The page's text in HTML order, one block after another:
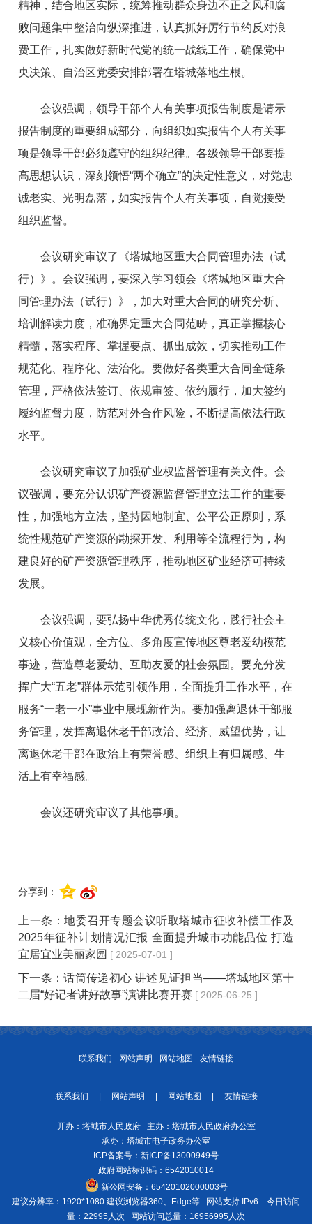
精神，结合地区实际，统筹推动群众身边不正之风和腐
败问题集中整治向纵深推进，认真抓好厉行节约反对浪
费工作，扎实做好新时代党的统一战线工作，确保党中
央决策、自治区党委安排部署在塔城落地生根。
会议强调，领导干部个人有关事项报告制度是请示
报告制度的重要组成部分，向组织如实报告个人有关事
项是领导干部必须遵守的组织纪律。各级领导干部要提
高思想认识，深刻领悟“两个确立”的决定性意义，对党忠
诚老实、光明磊落，如实报告个人有关事项，自觉接受
组织监督。
会议研究审议了《塔城地区重大合同管理办法（试
行）》。会议强调，要深入学习领会《塔城地区重大合
同管理办法（试行）》，加大对重大合同的研究分析、
培训解读力度，准确界定重大合同范畴，真正掌握核心
精髓，落实程序、掌握要点、抓出成效，切实推动工作
规范化、程序化、法治化。要做好各类重大合同全链条
管理，严格依法签订、依规审签、依约履行，加大签约
履约监督力度，防范对外合作风险，不断提高依法行政
水平。
会议研究审议了加强矿业权监督管理有关文件。会
议强调，要充分认识矿产资源监督管理立法工作的重要
性，加强地方立法，坚持因地制宜、公平公正原则，系
统性规范矿产资源的勘探开发、利用等全流程行为，构
建良好的矿产资源管理秩序，推动地区矿业经济可持续
发展。
会议强调，要弘扬中华优秀传统文化，践行社会主
义核心价值观，全方位、多角度宣传地区尊老爱幼模范
事迹，营造尊老爱幼、互助友爱的社会氛围。要充分发
挥广大“五老”群体示范引领作用，全面提升工作水平，在
服务“一老一小”事业中展现新作为。要加强离退休干部服
务管理，发挥离退休老干部政治、经济、威望优势，让
离退休老干部在政治上有荣誉感、组织上有归属感、生
活上有幸福感。
会议还研究审议了其他事项。
分享到：
上一条：地委召开专题会议听取塔城市征收补偿工作及
2025年征补计划情况汇报 全面提升城市功能品位 打造
宜居宜业美丽家园 [ 2025-07-01 ]
下一条：话筒传递初心 讲述见证担当——塔城地区第十
二届“好记者讲好故事”演讲比赛开赛 [ 2025-06-25 ]
联系我们 网站声明 网站地图 友情链接
联系我们 | 网站声明 | 网站地图 | 友情链接
开办：塔城市人民政府 主办：塔城市人民政府办公室
承办：塔城市电子政务办公室
ICP备案号： 新ICP备13000949号
政府网站标识码：6542010014
新公网安备： 65420102000003号
建议分辨率：1920*1080 建议浏览器360、Edge等 网站支持 IPv6
今日访问
量：22995人次
网站访问总量：16956995人次